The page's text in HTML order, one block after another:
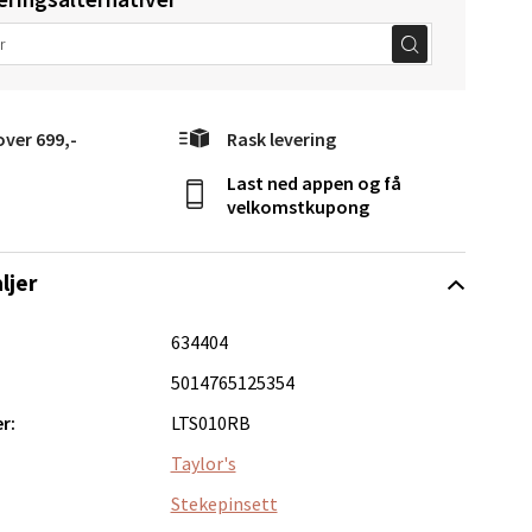
699,- Rask levering
Last ned appen og få
velkomstkupong
634404
5014765125354
LTS010RB
Taylor's
Stekepinsett